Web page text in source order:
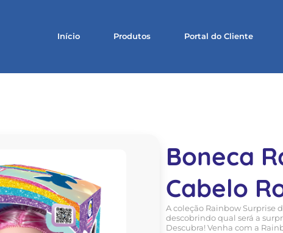
Início Produtos Portal do Cliente
Boneca
Cabelo
A coleção Rainbow Surprise
descobrindo qual será a
Descubra! Venha com a